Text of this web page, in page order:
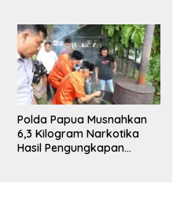
Polda Papua Musnahkan
6,3 Kilogram Narkotika
Hasil Pengungkapan